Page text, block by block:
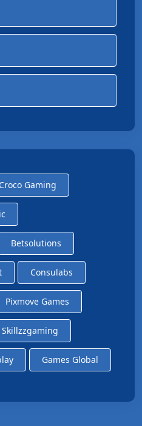
Croco Gaming
Betsolutions
Consulabs
Pixmove Games
Skillzzgaming
Games Global